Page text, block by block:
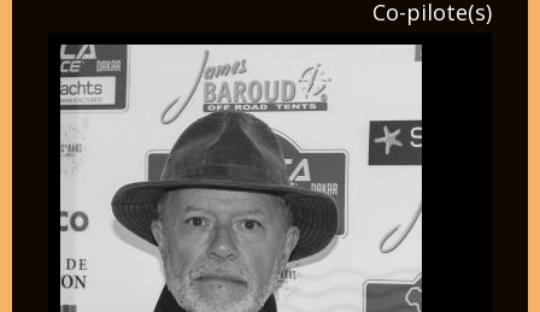
Co-pilote(s)